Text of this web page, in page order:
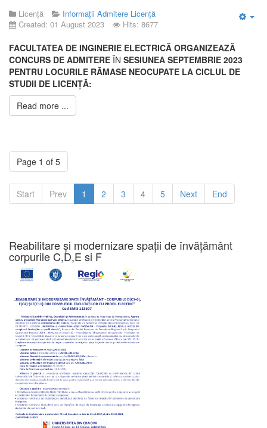
Licență
Informații Admitere Licență
Created: 01 August 2023
Hits: 8677
FACULTATEA DE INGINERIE ELECTRICĂ ORGANIZEAZĂ
CONCURS DE ADMITERE ÎN SESIUNEA SEPTEMBRIE 2023
PENTRU LOCURILE RĂMASE NEOCUPATE LA CICLUL DE
STUDII DE LICENȚĂ:
Read more ...
Page 1 of 5
Start Prev 1 2 3 4 5 Next End
Reabilitare și modernizare spații de învățământ
corpurile C,D,E si F